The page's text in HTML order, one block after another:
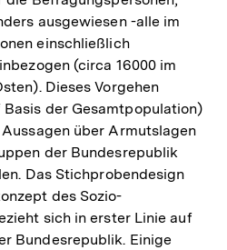
ausgewiesen -alle im
einschließlich
(circa 16000 im
Dieses Vorgehen
der Gesamtpopulation)
über Armutslagen
der Bundesrepublik
Das Stichprobendesign
des Sozio-
sich in erster Linie auf
Bundesrepublik. Einige